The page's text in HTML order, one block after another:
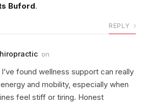
Buford.
REPLY
on
found wellness support can really
and mobility, especially when
feel stiff or tiring. Honest